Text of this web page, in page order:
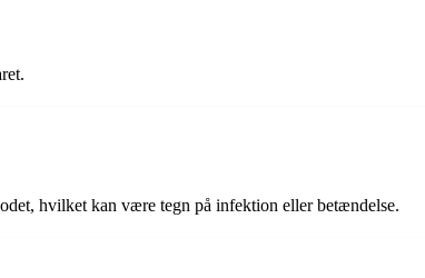
hvilket kan være tegn på infektion eller betændelse.